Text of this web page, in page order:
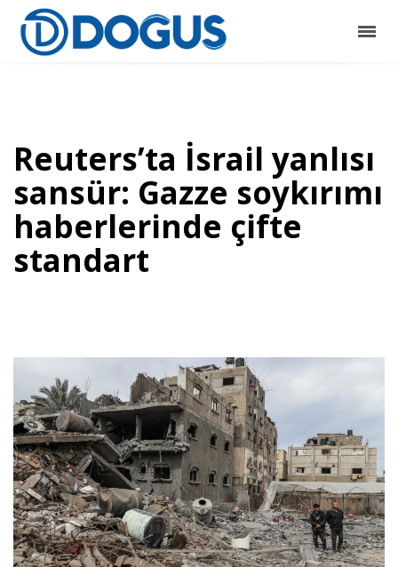
Reuters’ta İsrail yanlısı
sansür: Gazze soykırımı
haberlerinde çifte
standart